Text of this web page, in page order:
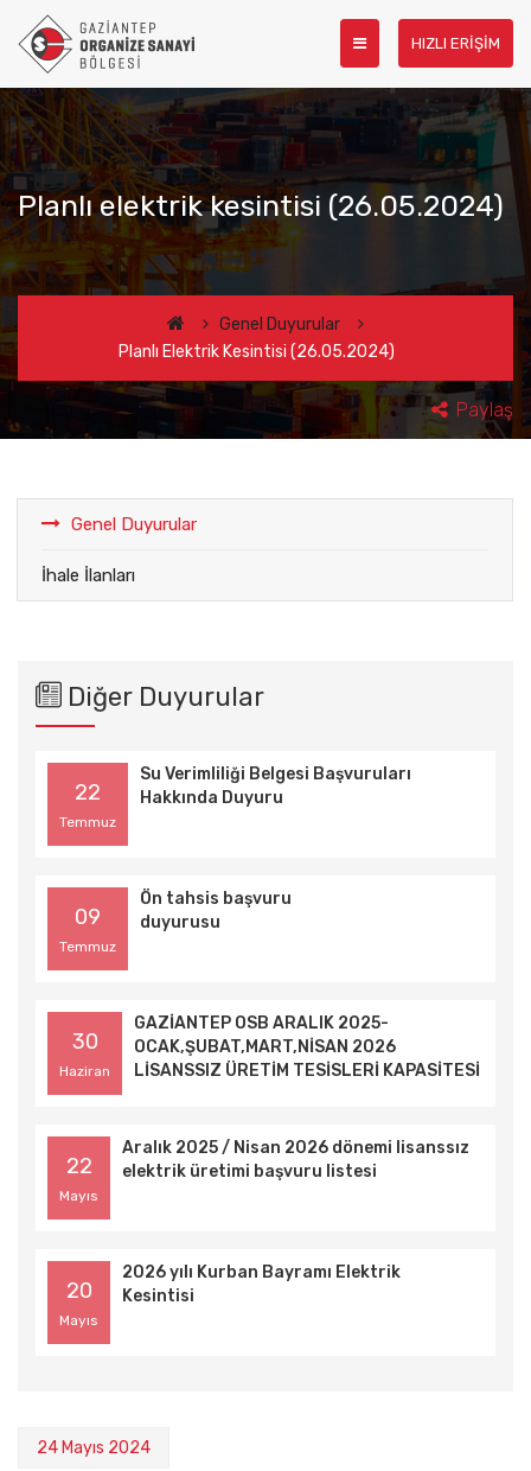
HIZLI ERİŞİM
Planlı elektrik kesintisi (26.05.2024)
Genel Duyurular
Planlı Elektrik Kesintisi (26.05.2024)
Paylaş
Genel Duyurular
İhale İlanları
Diğer Duyurular
22
Temmuz
Su Verimliliği Belgesi Başvuruları
Hakkında Duyuru
09
Temmuz
Ön tahsis başvuru
duyurusu
30
Haziran
GAZİANTEP OSB ARALIK 2025-
OCAK,ŞUBAT,MART,NİSAN 2026
LİSANSSIZ ÜRETİM TESİSLERİ KAPASİTESİ
22
Mayıs
Aralık 2025 / Nisan 2026 dönemi lisanssız
elektrik üretimi başvuru listesi
20
Mayıs
2026 yılı Kurban Bayramı Elektrik
Kesintisi
24 Mayıs 2024